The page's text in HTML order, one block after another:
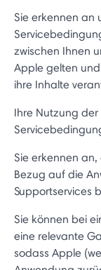
Sie erkennen an
zwischen Ihnen
Apple gelten
ihre Inhalte
Ihre Nutzung
Sie erkennen
Bezug auf die
Supportservices
Sie können bei
eine relevante
sodass Apple